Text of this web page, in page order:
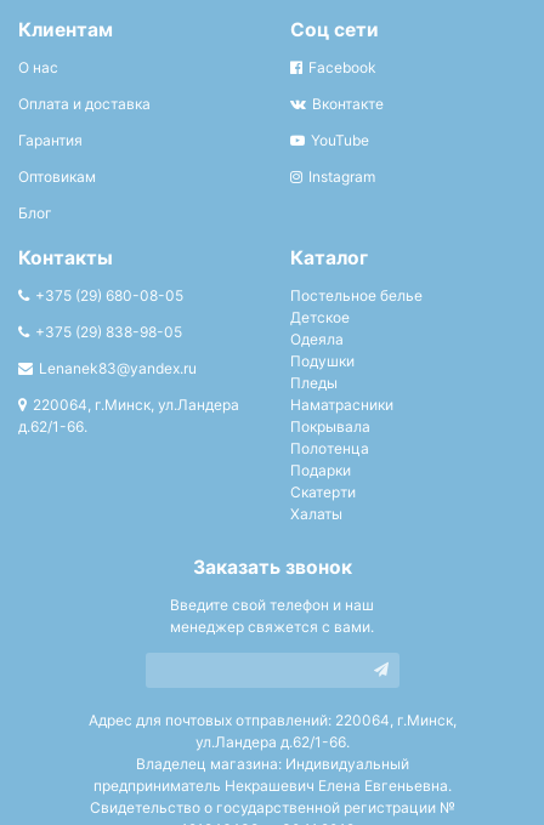
Клиентам
О нас
Оплата и доставка
Гарантия
Оптовикам
Блог
Соц сети
Facebook
Вконтакте
YouTube
Instagram
Контакты
+375 (29) 680-08-05
+375 (29) 838-98-05
Lenanek83@yandex.ru
220064, г.Минск, ул.Ландера
д.62/1-66.
Каталог
Постельное белье
Детское
Одеяла
Подушки
Пледы
Наматрасники
Покрывала
Полотенца
Подарки
Скатерти
Халаты
Заказать звонок
Введите свой телефон и наш
менеджер свяжется с вами.
Адрес для почтовых отправлений: 220064, г.Минск,
ул.Ландера д.62/1-66.
Владелец магазина: Индивидуальный
предприниматель Некрашевич Елена Евгеньевна.
Свидетельство о государственной регистрации №